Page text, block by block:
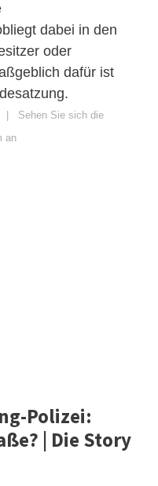
dabei in den
oder
dafür ist
Sehen Sie sich die
an
Polizei:
| Die Story